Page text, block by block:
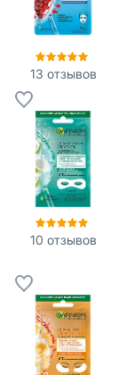
13 отзывов
10 отзывов